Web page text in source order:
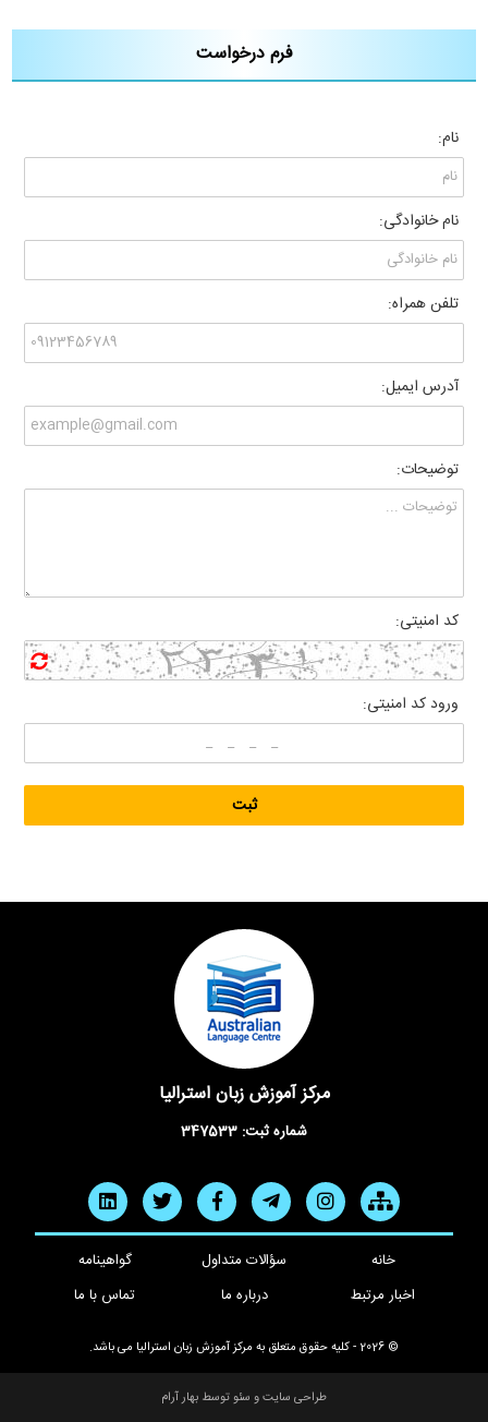
فرم درخواست
نام:
نام خانوادگی:
تلفن همراه:
آدرس ایمیل:
توضیحات:
کد امنیتی:
ورود کد امنیتی:
مرکز آموزش زبان استرالیا
شماره ثبت: 347533
خانه سؤالات متداول
گواهینامه
اخبار مرتبط
درباره ما تماس با ما
© 2026 - کلیه حقوق متعلق به مرکز آموزش زبان استرالیا می باشد.
طراحی سایتو سئوتوسط بهار آرام